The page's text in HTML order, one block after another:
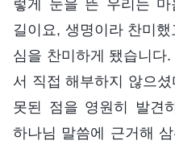
렇게 눈을 뜬 우리는 마
길이요, 생명이라 찬미
심을 찬미하게 됐습니다
서 직접 해부하지 않으
못된 점을 영원히 발견
하나님 말씀에 근거해